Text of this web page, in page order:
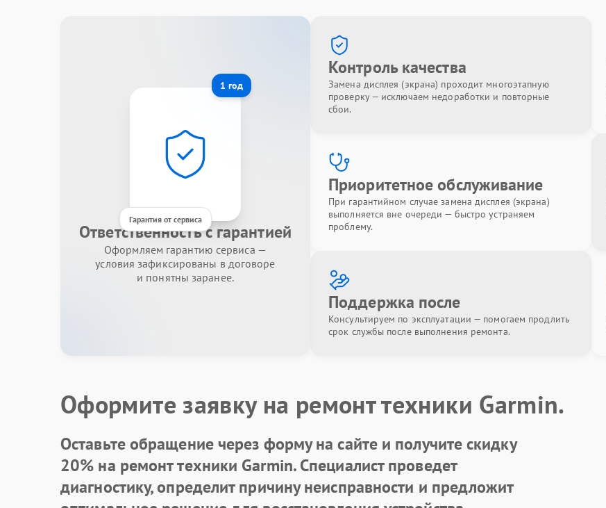
1 год
Гарантия от сервиса
Ответственность с гарантией
Оформляем гарантию сервиса —
условия зафиксированы в договоре
и понятны заранее.
Контроль качества
Замена дисплея (экрана) проходит многоэтапную
проверку — исключаем недоработки и повторные
сбои.
Приоритетное обслуживание
При гарантийном случае замена дисплея (экрана)
выполняется вне очереди — быстро устраняем
проблему.
Поддержка после
Консультируем по эксплуатации — помогаем продлить
срок службы после выполнения ремонта.
Оформите заявку на ремонт техники Garmin.
Оставьте обращение через форму на сайте и получите скидку
20% на ремонт техники Garmin. Специалист проведет
диагностику, определит причину неисправности и предложит